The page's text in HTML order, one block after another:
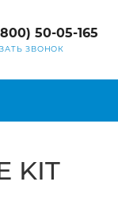
50-05-165
ЗВОНОК
KIT